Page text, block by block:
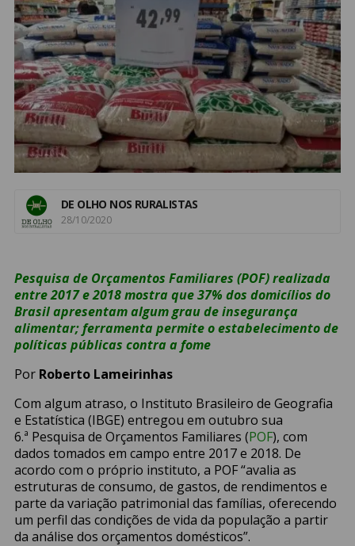
DE OLHO NOS RURALISTAS
28/10/2020
Pesquisa de Orçamentos Familiares (POF) realizada
entre 2017 e 2018 mostra que 37% dos domicílios do
Brasil apresentam algum grau de insegurança
alimentar; ferramenta permite o estabelecimento de
políticas públicas contra a fome
Por Roberto Lameirinhas
Com algum atraso, o Instituto Brasileiro de Geografia
e Estatística (IBGE) entregou em outubro sua
6.ª Pesquisa de Orçamentos Familiares (POF), com
dados tomados em campo entre 2017 e 2018. De
acordo com o próprio instituto, a POF “avalia as
estruturas de consumo, de gastos, de rendimentos e
parte da variação patrimonial das famílias, oferecendo
um perfil das condições de vida da população a partir
da análise dos orçamentos domésticos”.